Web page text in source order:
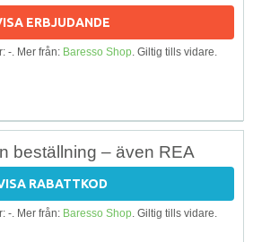
ERBJUDANDE
-. Mer från: Baresso Shop. Giltig tills vidare.
beställning – även REA
RABATTKOD
-. Mer från: Baresso Shop. Giltig tills vidare.